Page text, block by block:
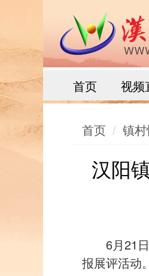
首页 视频
首页 镇
汉阳
6月21
报展评活动。